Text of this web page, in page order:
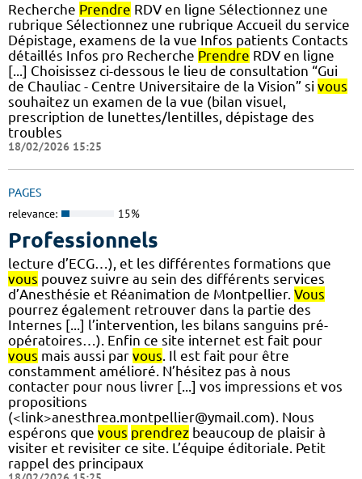
Recherche Prendre RDV en ligne Sélectionnez une
rubrique Sélectionnez une rubrique Accueil du service
Dépistage, examens de la vue Infos patients Contacts
détaillés Infos pro Recherche Prendre RDV en ligne
[...] Choisissez ci-dessous le lieu de consultation “Gui
de Chauliac - Centre Universitaire de la Vision” si vous
souhaitez un examen de la vue (bilan visuel,
prescription de lunettes/lentilles, dépistage des
troubles
18/02/2026 15:25
PAGES
relevance: 15%
Professionnels
lecture d’ECG…), et les différentes formations que
vous pouvez suivre au sein des différents services
d’Anesthésie et Réanimation de Montpellier. Vous
pourrez également retrouver dans la partie des
Internes [...] l’intervention, les bilans sanguins pré-
opératoires…). Enfin ce site internet est fait pour
vous mais aussi par vous. Il est fait pour être
constamment amélioré. N’hésitez pas à nous
contacter pour nous livrer [...] vos impressions et vos
propositions
(<link>anesthrea.montpellier@ymail.com). Nous
espérons que vous prendrez beaucoup de plaisir à
visiter et revisiter ce site. L’équipe éditoriale. Petit
rappel des principaux